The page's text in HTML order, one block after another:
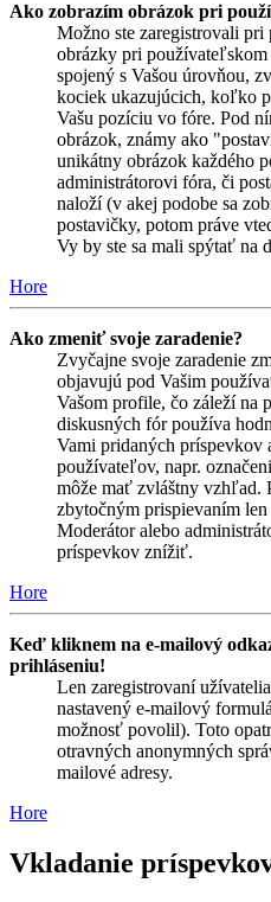
Ako zobrazím obrázok pri
Možno ste zaregistrovali pri
obrázky pri
spojený s Vašou úrovňou,
kociek ukazujúcich, koľko
Vašu pozíciu vo fóre. Pod
obrázok, známy ako
unikátny obrázok každého
administrátorovi fóra, či
naloží (v akej podobe sa
postavičky, potom práve
Vy by ste sa mali spýtať na
Hore
Ako zmeniť svoje zaradenie?
Zvyčajne svoje zaradenie
objavujú pod Vašim
Vašom profile, čo záleží na
diskusných fór používa
Vami pridaných
používateľov, napr.
môže mať zvláštny vzhľad.
zbytočným prispievaním
Moderátor alebo
príspevkov znížiť.
Hore
Keď kliknem na e-mailový
prihláseniu!
Len zaregistrovaní
nastavený e-mailový
možnosť povolil). Toto
otravných anonymných
mailové adresy.
Hore
Vkladanie